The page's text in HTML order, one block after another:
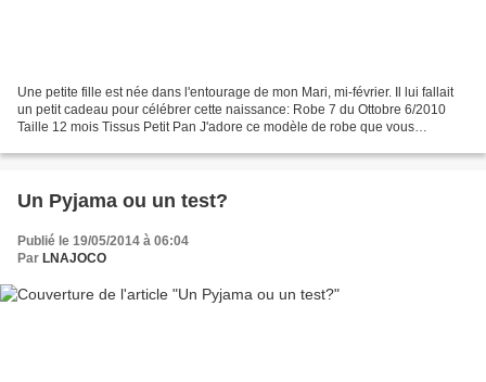
Une petite fille est née dans l'entourage de mon Mari, mi-février. Il lui fallait
un petit cadeau pour célébrer cette naissance: Robe 7 du Ottobre 6/2010
Taille 12 mois Tissus Petit Pan J'adore ce modèle de robe que vous
Un Pyjama ou un test?
Publié le 19/05/2014 à 06:04
Par LNAJOCO